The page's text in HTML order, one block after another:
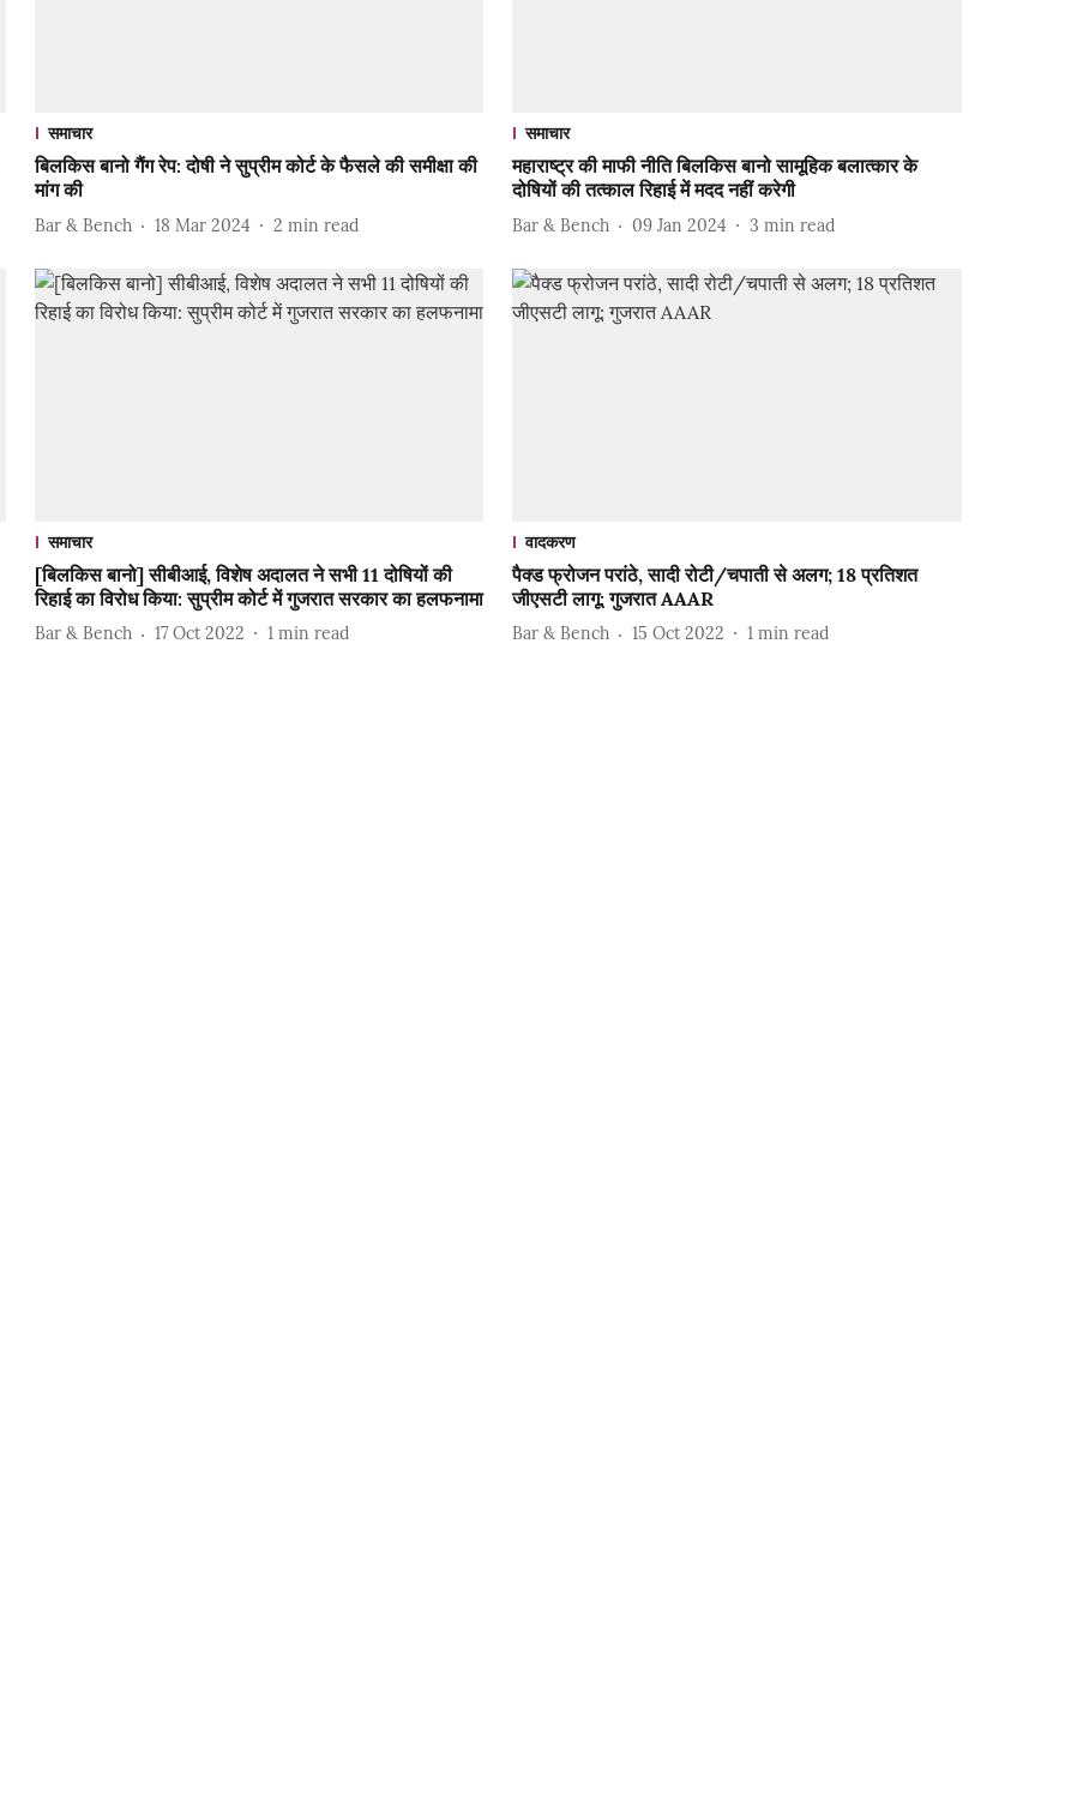
समाचार
बिलकिस बानो गैंग रेप: दोषी ने सुप्रीम कोर्ट के फैसले की समीक्षा की
मांग की
Bar & Bench 18 Mar 2024 2 min read
समाचार
महाराष्ट्र की माफी नीति बिलकिस बानो सामूहिक बलात्कार के
दोषियों की तत्काल रिहाई में मदद नहीं करेगी
Bar & Bench 09 Jan 2024 3 min read
समाचार
[बिलकिस बानो] सीबीआई, विशेष अदालत ने सभी 11 दोषियों की
रिहाई का विरोध किया: सुप्रीम कोर्ट में गुजरात सरकार का हलफनामा
Bar & Bench 17 Oct 2022 1 min read
वादकरण
पैक्ड फ्रोजन परांठे, सादी रोटी/चपाती से अलग; 18 प्रतिशत
जीएसटी लागू: गुजरात AAAR
Bar & Bench 15 Oct 2022 1 min read